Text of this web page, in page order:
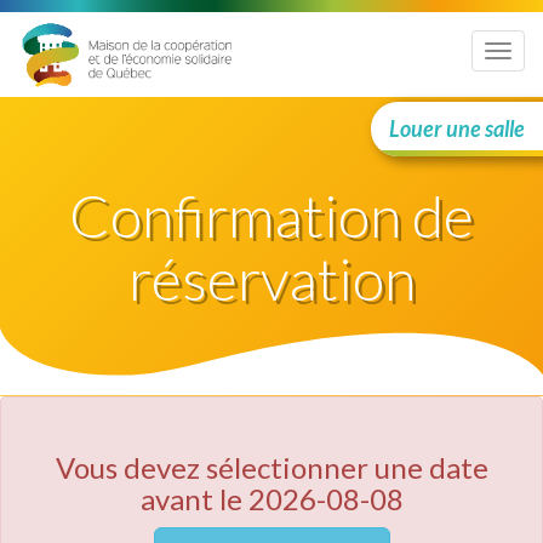
Menu
Louer une salle
Confirmation de
réservation
Vous devez sélectionner une date
avant le 2026-08-08